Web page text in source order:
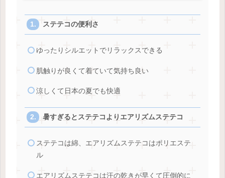
ステテコの便利さ
ゆったりシルエットでリラックスできる
肌触りが良くて着ていて気持ち良い
涼しくて日本の夏でも快適
暑すぎるとステテコよりエアリズムステテコ
ステテコは綿、エアリズムステテコはポリエステ
ル
エアリズムステテコは汗の乾きが早くて圧倒的に